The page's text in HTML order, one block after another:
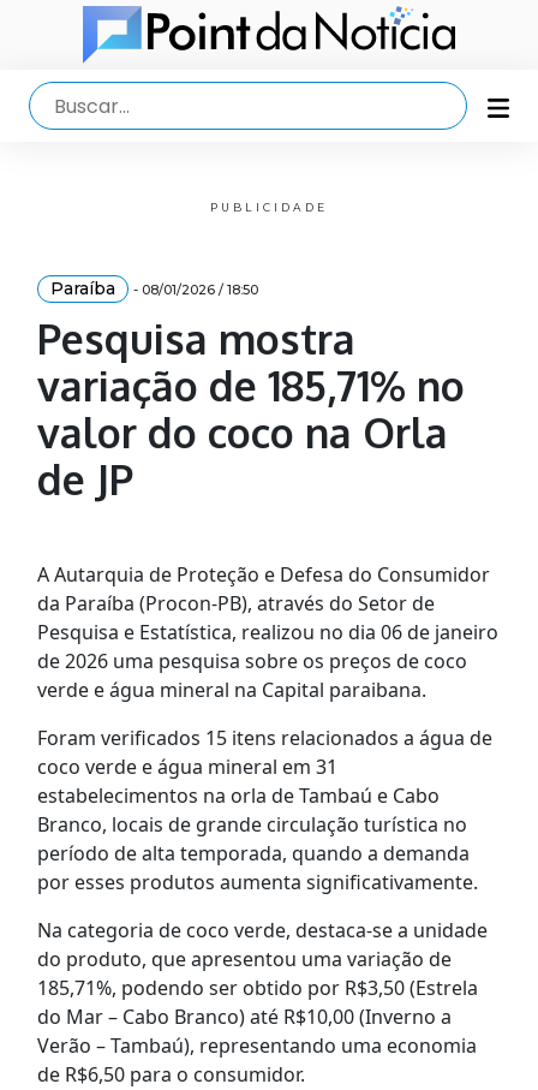
PUBLICIDADE
Paraíba - 08/01/2026 / 18:50
Pesquisa mostra
variação de 185,71% no
valor do coco na Orla
de JP
A Autarquia de Proteção e Defesa do Consumidor
da Paraíba (Procon-PB), através do Setor de
Pesquisa e Estatística, realizou no dia 06 de janeiro
de 2026 uma pesquisa sobre os preços de coco
verde e água mineral na Capital paraibana.
Foram verificados 15 itens relacionados a água de
coco verde e água mineral em 31
estabelecimentos na orla de Tambaú e Cabo
Branco, locais de grande circulação turística no
período de alta temporada, quando a demanda
por esses produtos aumenta significativamente.
Na categoria de coco verde, destaca-se a unidade
do produto, que apresentou uma variação de
185,71%, podendo ser obtido por R$3,50 (Estrela
do Mar – Cabo Branco) até R$10,00 (Inverno a
Verão – Tambaú), representando uma economia
de R$6,50 para o consumidor.